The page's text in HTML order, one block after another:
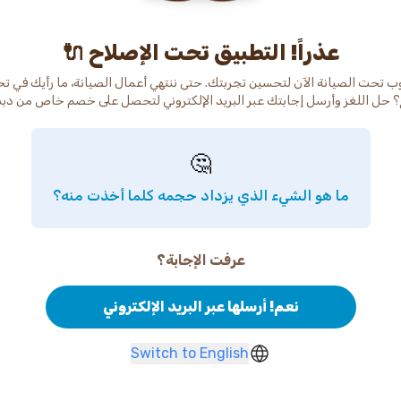
عذراً! التطبيق تحت الإصلاح 🔌
تحت الصيانة الآن لتحسين تجربتك. حتى ننتهي أعمال الصيانة، ما رأيك في
حل اللغز وأرسل إجابتك عبر البريد الإلكتروني لتحصل على خصم خاص من
🤔
ما هو الشيء الذي يزداد حجمه كلما أخذت منه؟
عرفت الإجابة؟
نعم! أرسلها عبر البريد الإلكتروني
Switch to English